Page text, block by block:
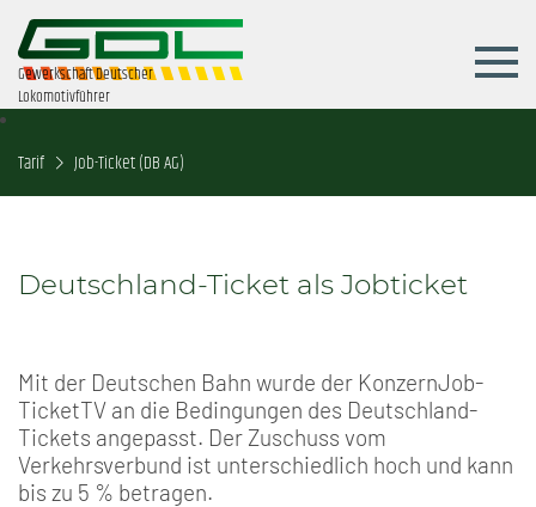
Gewerkschaft Deutscher
Lokomotivführer
Tarif Job-Ticket (DB AG)
Deutschland-Ticket als Jobticket
Mit der Deutschen Bahn wurde der KonzernJob-
TicketTV an die Bedingungen des Deutschland-
Tickets angepasst. Der Zuschuss vom
Verkehrsverbund ist unterschiedlich hoch und kann
bis zu 5 % betragen.